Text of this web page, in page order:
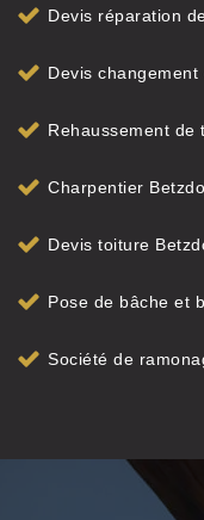
Devis réparation
Devis
Rehaussement de
Charpentier
Devis toiture
Pose de bâche et
Société de